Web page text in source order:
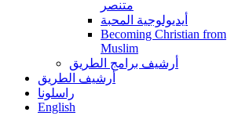
متنصر
أيديولوجية المحبة
Becoming Christian from
Muslim
أرشيف برامج الطريق
أرشيف الطريق
راسلونا
English